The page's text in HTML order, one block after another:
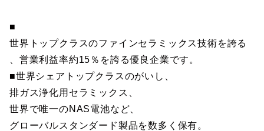
■
世界トップクラスのファインセラミックス技術を誇る
、営業利益率約15％を誇る優良企業です。
■世界シェアトップクラスのがいし、
排ガス浄化用セラミックス、
世界で唯一のNAS電池など、
グローバルスタンダード製品を数多く保有。